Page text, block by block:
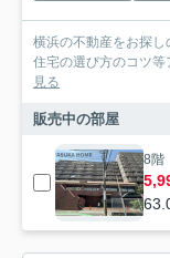
横浜の不動産をお探
住宅の選び方のコツ
見る
販売中の部屋
8階